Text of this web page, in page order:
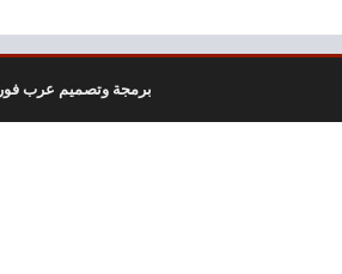
برمجة وتصميم عرب